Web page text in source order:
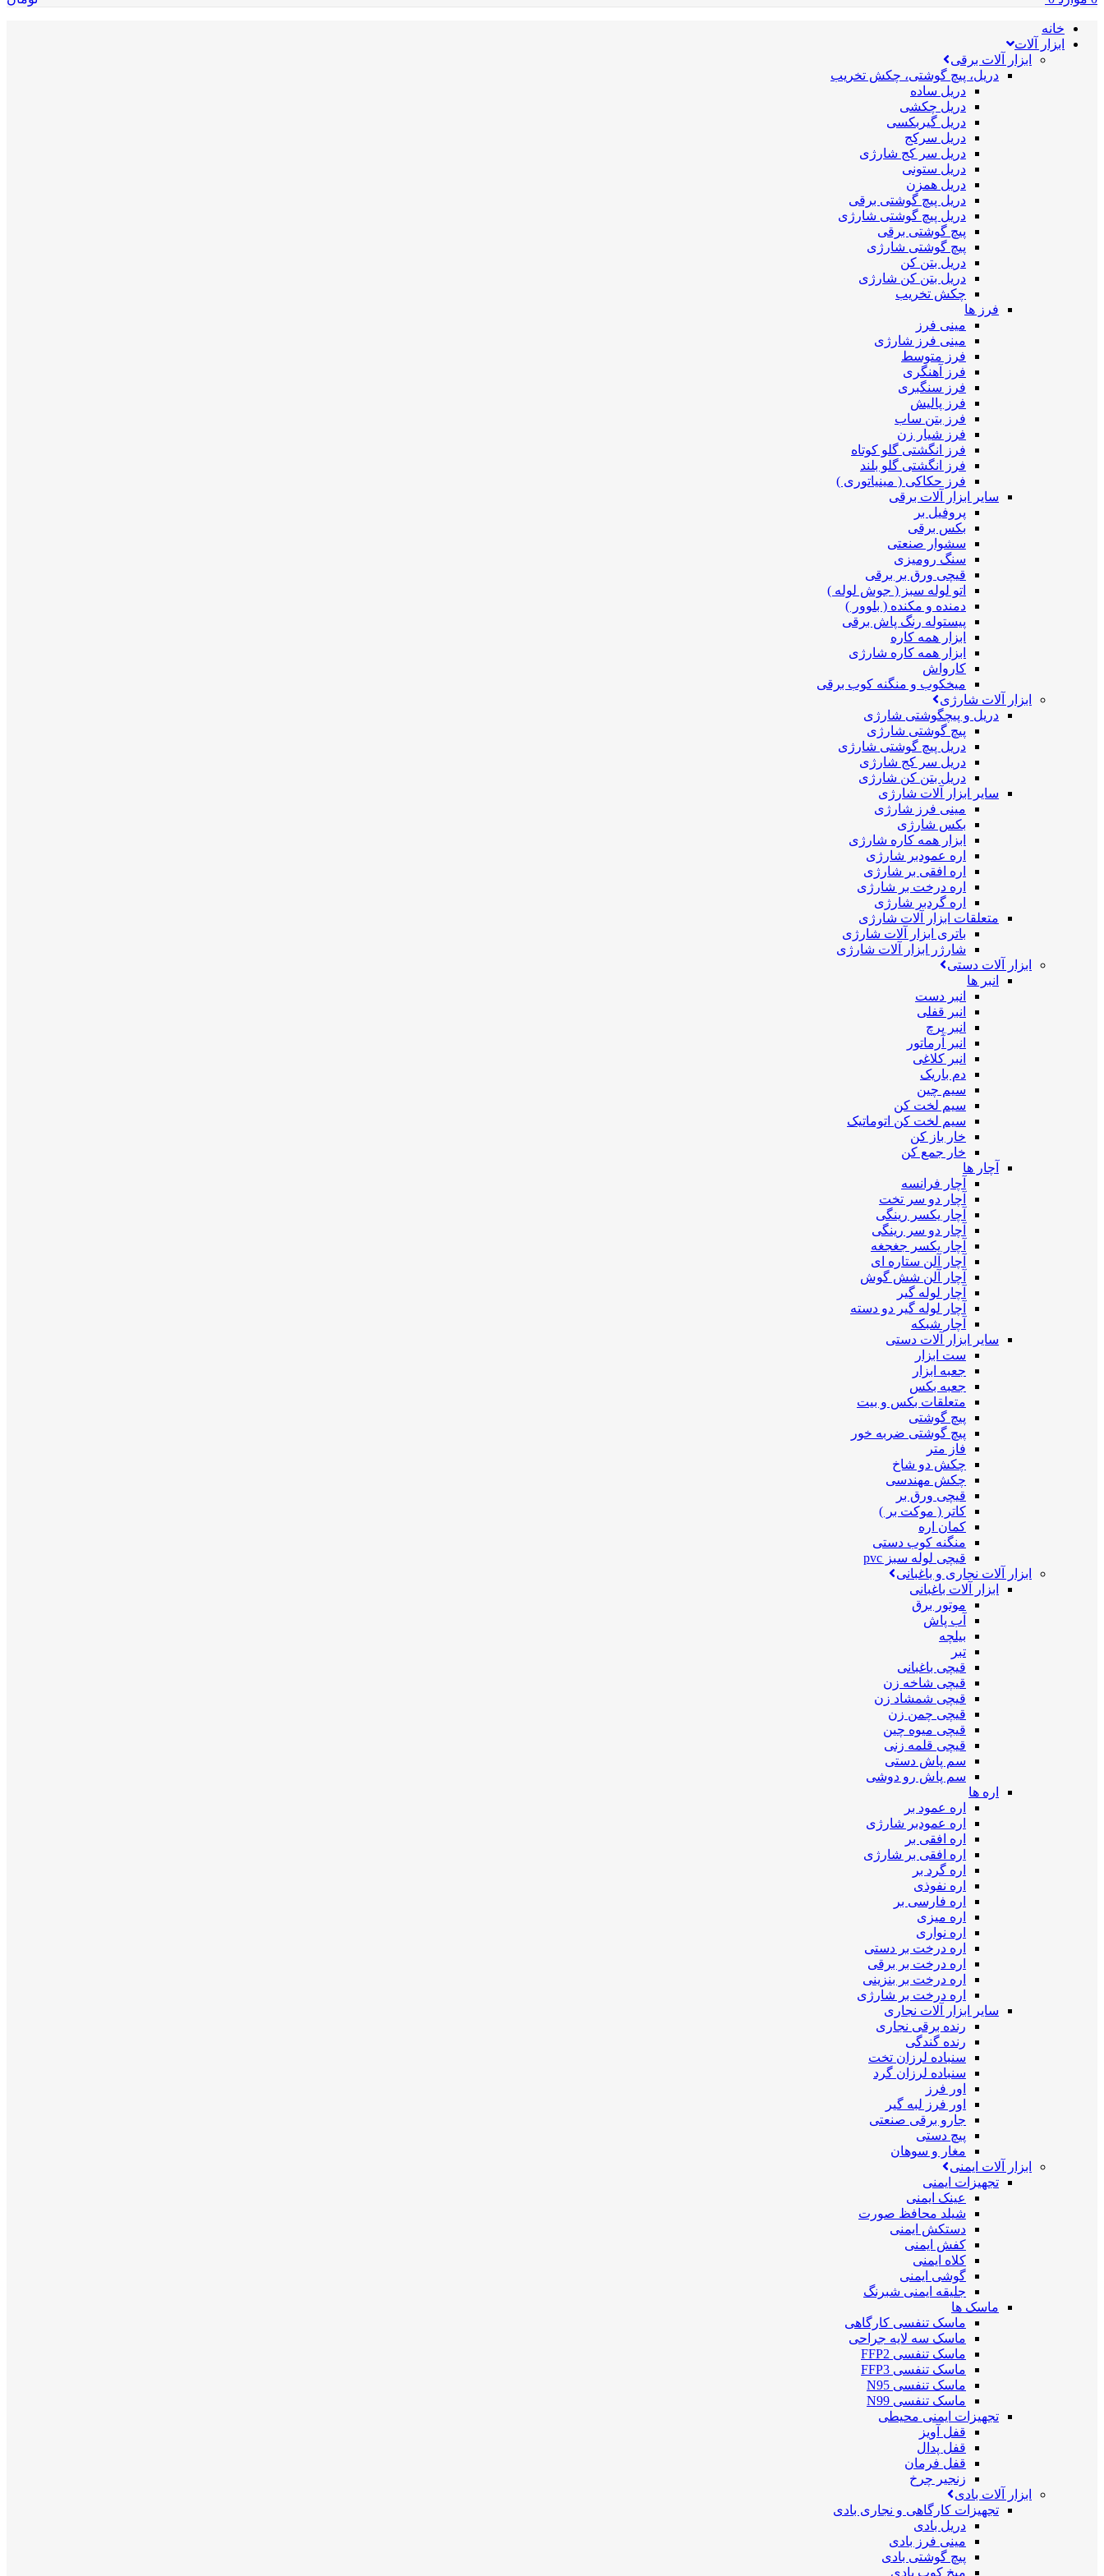
خانه
ابزار آلات
ابزار آلات برقی
دریل، پیچ گوشتی، چکش تخریب
دریل ساده
دریل چکشی
دریل گیربکسی
دریل سرکج
دریل سر کج شارژی
دریل ستونی
دریل همزن
دریل پیچ گوشتی برقی
دریل پیچ گوشتی شارژی
پیچ گوشتی برقی
پیچ گوشتی شارژی
دریل بتن کن
دریل بتن کن شارژی
چکش تخریب
فرز ها
مینی فرز
مینی فرز شارژی
فرز متوسط
فرز آهنگری
فرز سنگبری
فرز پالیش
فرز بتن ساب
فرز شیار زن
فرز انگشتی گلو کوتاه
فرز انگشتی گلو بلند
فرز حکاکی ( مینیاتوری )
سایر ابزار آلات برقی
پروفیل بر
بکس برقی
سشوار صنعتی
سنگ رومیزی
قیچی ورق بر برقی
اتو لوله سبز ( جوش لوله )
دمنده و مکنده ( بلوور )
پیستوله رنگ پاش برقی
ابزار همه کاره
ابزار همه کاره شارژی
کارواش
میخکوب و منگنه کوب برقی
ابزار آلات شارژی
دریل و پیچگوشتی شارژی
پیچ گوشتی شارژی
دریل پیچ گوشتی شارژی
دریل سر کج شارژی
دریل بتن کن شارژی
سایر ابزار آلات شارژی
مینی فرز شارژی
بکس شارژی
ابزار همه کاره شارژی
اره عمودبر شارژی
اره افقی بر شارژی
اره درخت بر شارژی
اره گردبر شارژی
متعلقات ابزار آلات شارژی
باتری ابزار آلات شارژی
شارژر ابزار آلات شارژی
ابزار آلات دستی
انبر ها
انبر دست
انبر قفلی
انبر پرچ
انبر آرماتور
انبر کلاغی
دم باریک
سیم چین
سیم لخت کن
سیم لخت کن اتوماتیک
خار باز کن
خار جمع کن
آچار ها
آچار فرانسه
آچار دو سر تخت
آچار یکسر رینگی
آچار دو سر رینگی
آچار یکسر جغجغه
آچار آلن ستاره ای
آچار آلن شش گوش
آچار لوله گیر
آچار لوله گیر دو دسته
آچار شبکه
سایر ابزار آلات دستی
ست ابزار
جعبه ابزار
جعبه بکس
متعلقات بکس و بیت
پیچ گوشتی
پیچ گوشتی ضربه خور
فاز متر
چکش دو شاخ
چکش مهندسی
قیچی ورق بر
کاتر ( موکت بر )
کمان اره
منگنه کوب دستی
قیچی لوله سبز pvc
ابزار آلات نجاری و باغبانی
ابزار آلات باغبانی
موتور برق
آب پاش
بیلچه
تبر
قیچی باغبانی
قیچی شاخه زن
قیچی شمشاد زن
قیچی چمن زن
قیچی میوه چین
قیچی قلمه زنی
سم پاش دستی
سم پاش رو دوشی
اره ها
اره عمود بر
اره عمودبر شارژی
اره افقی بر
اره افقی بر شارژی
اره گرد بر
اره نفوذی
اره فارسی بر
اره میزی
اره نواری
اره درخت بر دستی
اره درخت بر برقی
اره درخت بر بنزینی
اره درخت بر شارژی
سایر ابزار آلات نجاری
رنده برقی نجاری
رنده گندگی
سنباده لرزان تخت
سنباده لرزان گرد
اور فرز
اور فرز لبه گیر
جارو برقی صنعتی
پیچ دستی
مغار و سوهان
ابزار آلات ایمنی
تجهیزات ایمنی
عینک ایمنی
شیلد محافظ صورت
دستکش ایمنی
کفش ایمنی
کلاه ایمنی
گوشی ایمنی
جلیقه ایمنی شبرنگ
ماسک ها
ماسک تنفسی کارگاهی
ماسک سه لایه جراحی
ماسک تنفسی FFP2
ماسک تنفسی FFP3
ماسک تنفسی N95
ماسک تنفسی N99
تجهیزات ایمنی محیطی
قفل آویز
قفل پدال
قفل فرمان
زنجیر چرخ
ابزار آلات بادی
تجهیزات کارگاهی و نجاری بادی
دریل بادی
مینی فرز بادی
پیچ گوشتی بادی
میخ کوب بادی